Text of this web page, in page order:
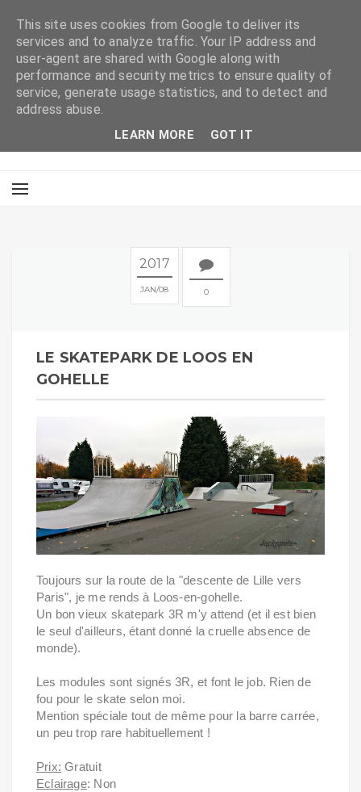
2017
JAN 08 0
LE SKATEPARK DE LOOS EN
GOHELLE
Toujours sur la route de la "descente de Lille vers
Paris", je me rends à Loos-en-gohelle.
Un bon vieux skatepark 3R m'y attend (et il est bien
le seul d'ailleurs, étant donné la cruelle absence de
monde).
Les modules sont signés 3R, et font le job. Rien de
fou pour le skate selon moi.
Mention spéciale tout de même pour la barre carrée,
un peu trop rare habituellement !
Prix: Gratuit
Eclairage: Non
This site uses cookies from Google to deliver its
services and to analyze traffic. Your IP address and
user-agent are shared with Google along with
performance and security metrics to ensure quality of
service, generate usage statistics, and to detect and
address abuse.
LEARN MORE GOT IT